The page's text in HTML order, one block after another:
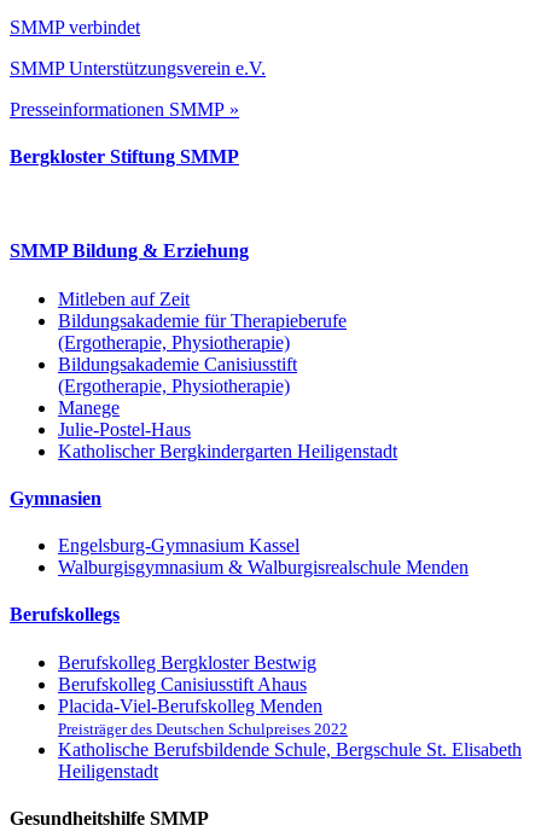
SMMP verbindet
SMMP Unterstützungsverein e.V.
Presseinformationen SMMP »
Bergkloster Stiftung SMMP
SMMP Bildung & Erziehung
Mitleben auf Zeit
Bildungsakademie für Therapieberufe
(Ergotherapie, Physiotherapie)
Bildungsakademie Canisiusstift
(Ergotherapie, Physiotherapie)
Manege
Julie-Postel-Haus
Katholischer Bergkindergarten Heiligenstadt
Gymnasien
Engelsburg-Gymnasium Kassel
Walburgisgymnasium & Walburgisrealschule Menden
Berufskollegs
Berufskolleg Bergkloster Bestwig
Berufskolleg Canisiusstift Ahaus
Placida-Viel-Berufskolleg Menden
Preisträger des Deutschen Schulpreises 2022
Katholische Berufsbildende Schule, Bergschule St. Elisabeth
Heiligenstadt
Gesundheitshilfe SMMP